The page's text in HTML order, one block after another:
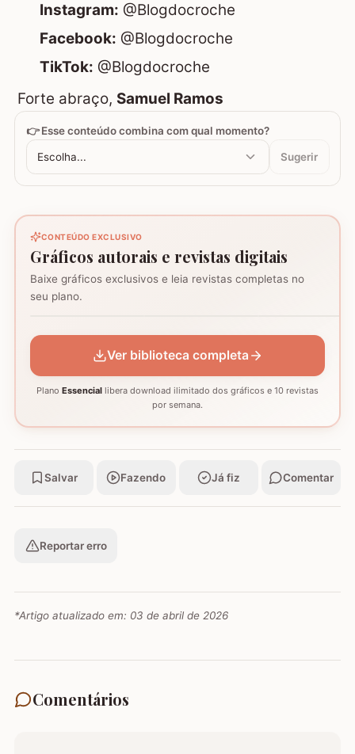
Instagram: @Blogdocroche
Facebook: @Blogdocroche
TikTok: @Blogdocroche
Forte abraço, Samuel Ramos
👉 Esse conteúdo combina com qual momento?
Escolha... Sugerir
CONTEÚDO EXCLUSIVO
Gráficos autorais e revistas digitais
Baixe gráficos exclusivos e leia revistas completas no
seu plano.
Coração - Tapete
montagem
Ver biblioteca completa
Plano Essencial libera download ilimitado dos gráficos e 10 revistas
por semana.
Salvar Fazendo Já fiz Comentar
Reportar erro
*Artigo atualizado em: 03 de abril de 2026
Comentários